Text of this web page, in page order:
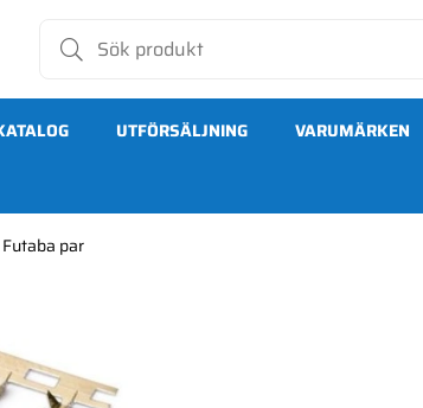
UTFÖRSÄLJNING VARUMÄRKEN
par